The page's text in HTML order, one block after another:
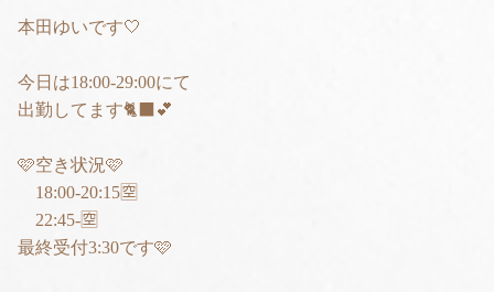
本田ゆいです🤍
今日は18:00-29:00にて
出勤してます🐈‍⬛💕
🩷空き状況🩷
18:00-20:15🈳
22:45-🈳
最終受付3:30です🩷